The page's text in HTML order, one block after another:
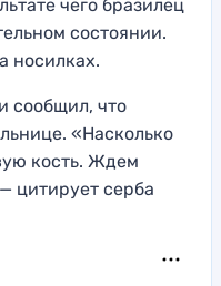
чего бразилец
состоянии.
носилках.
сообщил, что
«Насколько
кость. Ждем
цитирует серба